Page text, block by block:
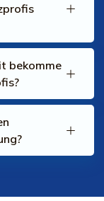
bekomme